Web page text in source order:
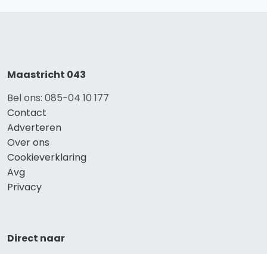
Maastricht 043
Bel ons: 085-04 10 177
Contact
Adverteren
Over ons
Cookieverklaring
Avg
Privacy
Direct naar